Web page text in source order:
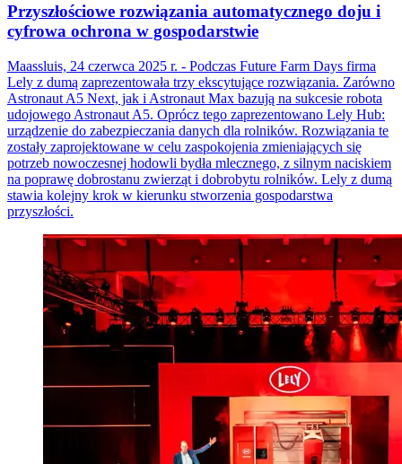
Przyszłościowe rozwiązania automatycznego doju i
cyfrowa ochrona w gospodarstwie
Maassluis, 24 czerwca 2025 r. - Podczas Future Farm Days firma
Lely z dumą zaprezentowała trzy ekscytujące rozwiązania. Zarówno
Astronaut A5 Next, jak i Astronaut Max bazują na sukcesie robota
udojowego Astronaut A5. Oprócz tego zaprezentowano Lely Hub:
urządzenie do zabezpieczania danych dla rolników. Rozwiązania te
zostały zaprojektowane w celu zaspokojenia zmieniających się
potrzeb nowoczesnej hodowli bydła mlecznego, z silnym naciskiem
na poprawę dobrostanu zwierząt i dobrobytu rolników. Lely z dumą
stawia kolejny krok w kierunku stworzenia gospodarstwa
przyszłości.